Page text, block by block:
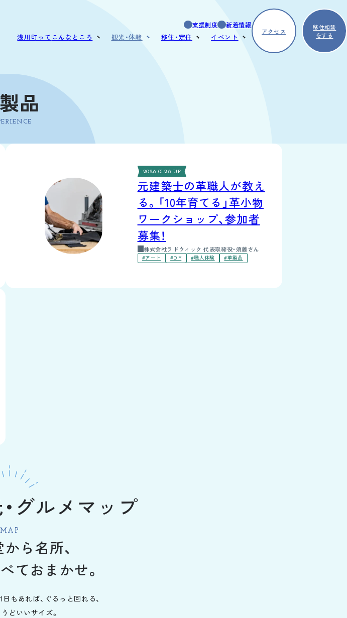
支援制度 新着情報
浅川町って こんなところ
慣習・行事
観光・体験 移住・定住 イベント
アクセス
移住相談
をする
品
2026.01.28 UP
元建築士の革職人が教え
る。「10年育てる」革小物
ワークショップ、参加者
募集！
株式会社ラドウィック 代表取締役・須藤さん
#アート #DIY #職人体験 #革製品
グルメマップ
MAP
ら名所、
ておまかせ。
もあれば、ぐるっと回れる、
どいいサイズ。